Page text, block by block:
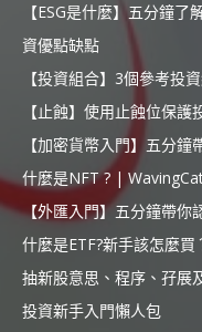
【ESG是什麼】五分鐘
資優點缺點
【投資組合】3個參考投
【止蝕】使用止蝕位保
【加密貨幣入門】五分
什麼是NFT ? |
【外匯入門】五分鐘帶你
什麼是ETF?新手該怎麼買
抽新股意思、程序、孖展
投資新手入門懶人包